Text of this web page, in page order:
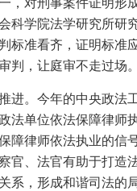
，对刑事案件证明形
科学院法学研究所研
标准看齐，证明标
判，让庭审不走过场
进。今年的中央政
法单位依法保障律师
障律师依法执业的
官、法官有助于打
系，形成和谐司法的